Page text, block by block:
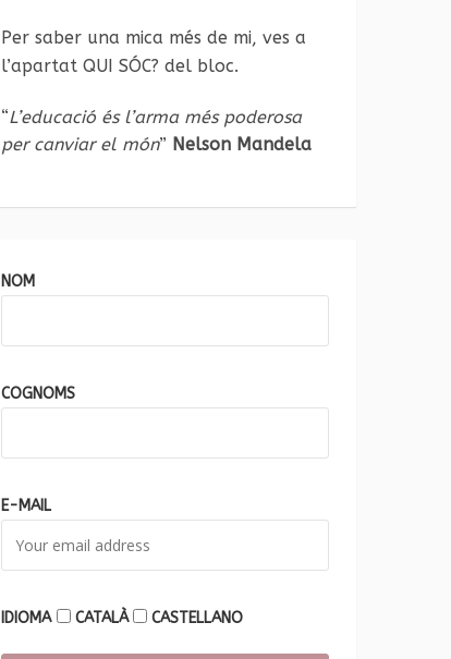
Per saber una mica més de mi, ves a
l’apartat QUI SÓC? del bloc.
“L’educació és l’arma més poderosa
per canviar el món” Nelson Mandela
NOM
COGNOMS
E-MAIL
IDIOMA CATALÀ CASTELLANO